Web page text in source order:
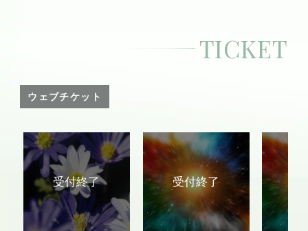
TICKET
ウェブチケット